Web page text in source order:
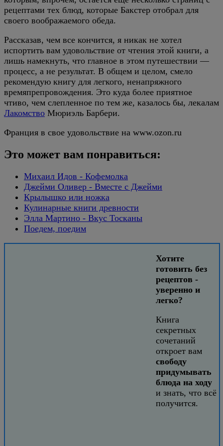
рецептами тех блюд, которые Бакстер отобрал для
своего воображаемого обеда.
Рассказав, чем все кончится, я никак не хотел
испортить вам удовольствие от чтения этой книги, а
лишь намекнуть, что главное в этом путешествии —
процесс, а не результат. В общем и целом, смело
рекомендую книгу для легкого, ненапряжного
времяпрепровождения. Это куда более приятное
чтиво, чем слепленное по тем же, казалось бы, лекалам
Лакомство Мюриэль Барбери.
Франция в свое удовольствие на www.ozon.ru
Это может вам понравиться:
Михаил Идов - Кофемолка
Джейми Оливер - Вместе с Джейми
Крылышко или ножка
Кулинарные книги древности
Элла Мартино - Вкус Тосканы
Поедем, поедим
Хотите
готовить без
рецептов -
уверенно и
легко?
Книга
секретных
сочетаний
откроет вам
свободу
придумывать
блюда на ходу
и знать, что всё
получится.